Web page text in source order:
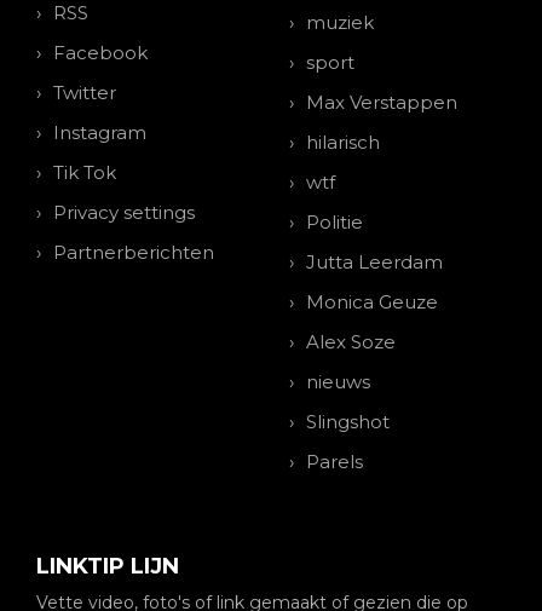
RSS
Facebook
Twitter
Instagram
Tik Tok
Privacy settings
Partnerberichten
muziek
sport
Max Verstappen
hilarisch
wtf
Politie
Jutta Leerdam
Monica Geuze
Alex Soze
nieuws
Slingshot
Parels
LINKTIP LIJN
Vette video, foto's of link gemaakt of gezien die op